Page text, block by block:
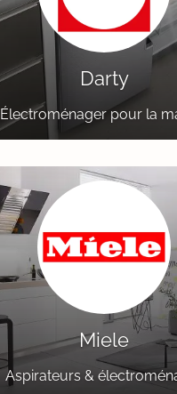
Darty
Électroménager pour la
Miele
Aspirateurs &